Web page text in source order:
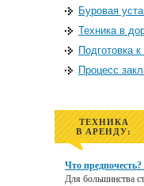
Буровая
Техника в
Подготовка
Процесс
ТЕХНИКА
В АРЕНДУ:
Что
Для большинства